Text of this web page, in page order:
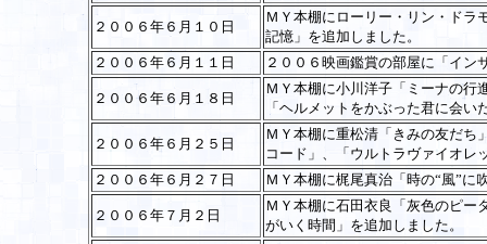
２００６年６月１０日
ＭＹ本棚にローリー・リン・ドラ
記憶」を追加しました。
２００６年６月１１日
２００６映画鑑賞の部屋に「イン
２００６年６月１８日
ＭＹ本棚に小川洋子「ミーナの行
「ヘルメットをかぶった君に会い
２００６年６月２５日
ＭＹ本棚に重松清「きみの友だち
コード」、「ウルトラヴァイオレ
２００６年６月２７日
ＭＹ本棚に梶尾真治「時の“風”に
２００６年７月２日
ＭＹ本棚に石田衣良「灰色のピ
がいく時間」を追加しました。